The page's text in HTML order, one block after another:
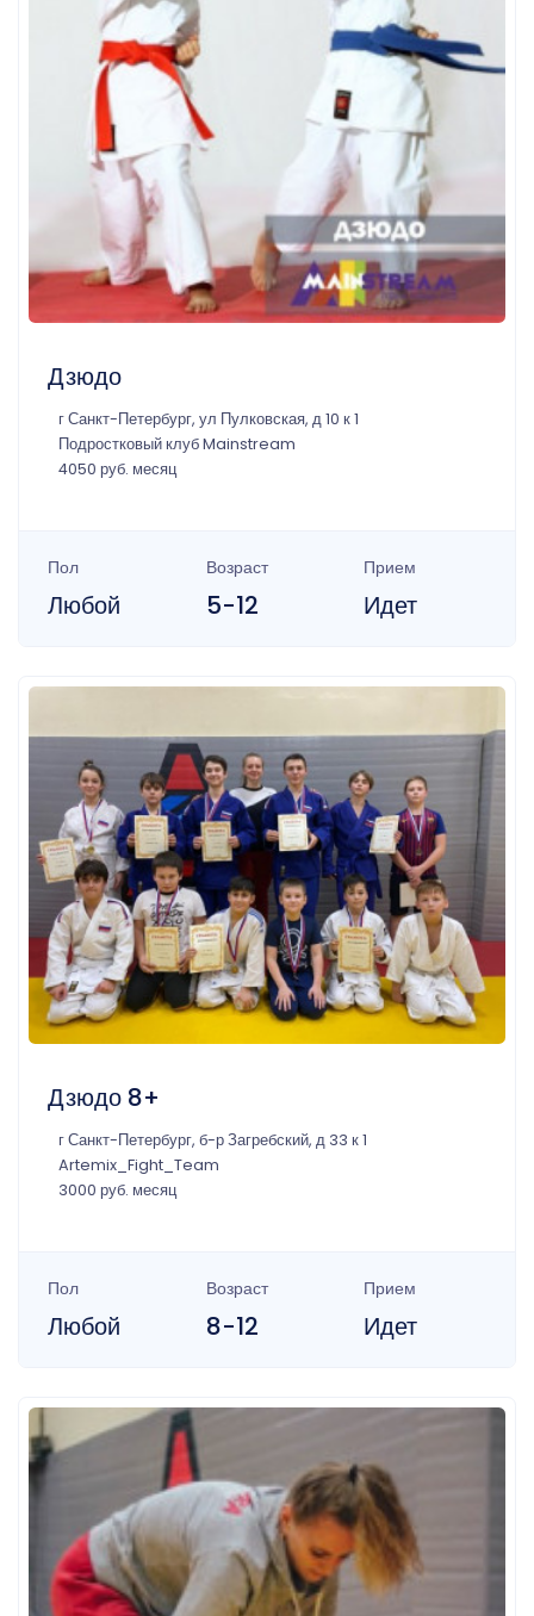
Дзюдо
г Санкт-Петербург, ул Пулковская, д 10 к 1
Подростковый клуб Mainstream
4050 руб. месяц
Пол
Любой
Возраст
5-12
Прием
Идет
Дзюдо 8+
г Санкт-Петербург, б-р Загребский, д 33 к 1
Artemix_Fight_Team
3000 руб. месяц
Пол
Любой
Возраст
8-12
Прием
Идет